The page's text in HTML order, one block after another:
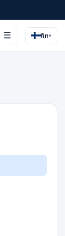
☰ fin▾